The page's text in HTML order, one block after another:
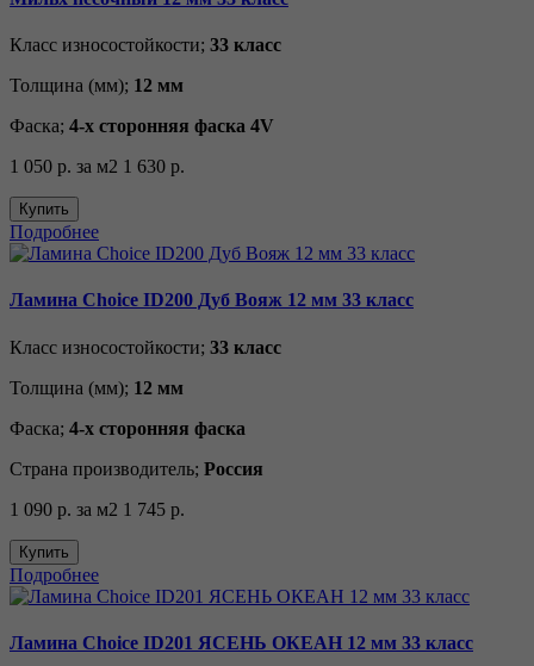
Класс износостойкости; 33 класс
Толщина (мм); 12 мм
Фаска; 4-х сторонняя фаска 4V
1 050 р. за м2 1 630 р.
Купить
Подробнее
Ламина Choice ID200 Дуб Вояж 12 мм 33 класс
Класс износостойкости; 33 класс
Толщина (мм); 12 мм
Фаска; 4-х сторонняя фаска
Страна производитель; Россия
1 090 р. за м2 1 745 р.
Купить
Подробнее
Ламина Choice ID201 ЯСЕНЬ ОКЕАН 12 мм 33 класс